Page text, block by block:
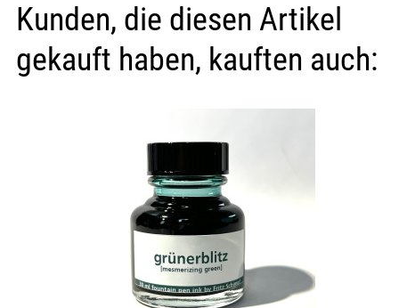
Kunden, die diesen Artikel
gekauft haben, kauften auch: